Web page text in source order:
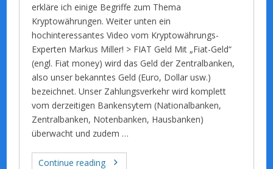
erkläre ich einige Begriffe zum Thema
Kryptowährungen. Weiter unten ein
hochinteressantes Video vom Kryptowährungs-
Experten Markus Miller! > FIAT Geld Mit „Fiat-Geld“
(engl. Fiat money) wird das Geld der Zentralbanken,
also unser bekanntes Geld (Euro, Dollar usw.)
bezeichnet. Unser Zahlungsverkehr wird komplett
vom derzeitigen Bankensytem (Nationalbanken,
Zentralbanken, Notenbanken, Hausbanken)
überwacht und zudem …
Continue reading